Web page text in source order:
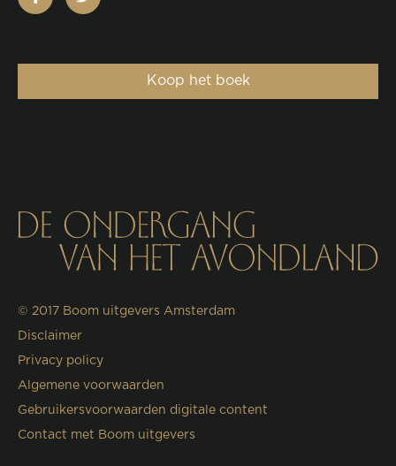
Koop het boek
© 2017 Boom uitgevers Amsterdam
Disclaimer
Privacy policy
Algemene voorwaarden
Gebruikersvoorwaarden digitale content
Contact met Boom uitgevers